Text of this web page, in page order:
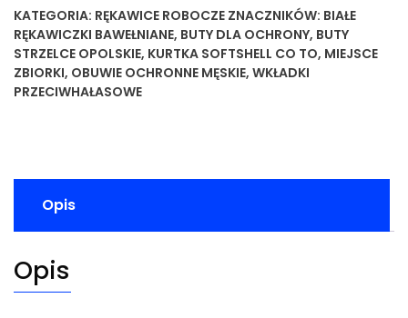
KATEGORIA: RĘKAWICE ROBOCZE ZNACZNIKÓW: BIAŁE
RĘKAWICZKI BAWEŁNIANE, BUTY DLA OCHRONY, BUTY
STRZELCE OPOLSKIE, KURTKA SOFTSHELL CO TO, MIEJSCE
ZBIORKI, OBUWIE OCHRONNE MĘSKIE, WKŁADKI
PRZECIWHAŁASOWE
Opis
Opis